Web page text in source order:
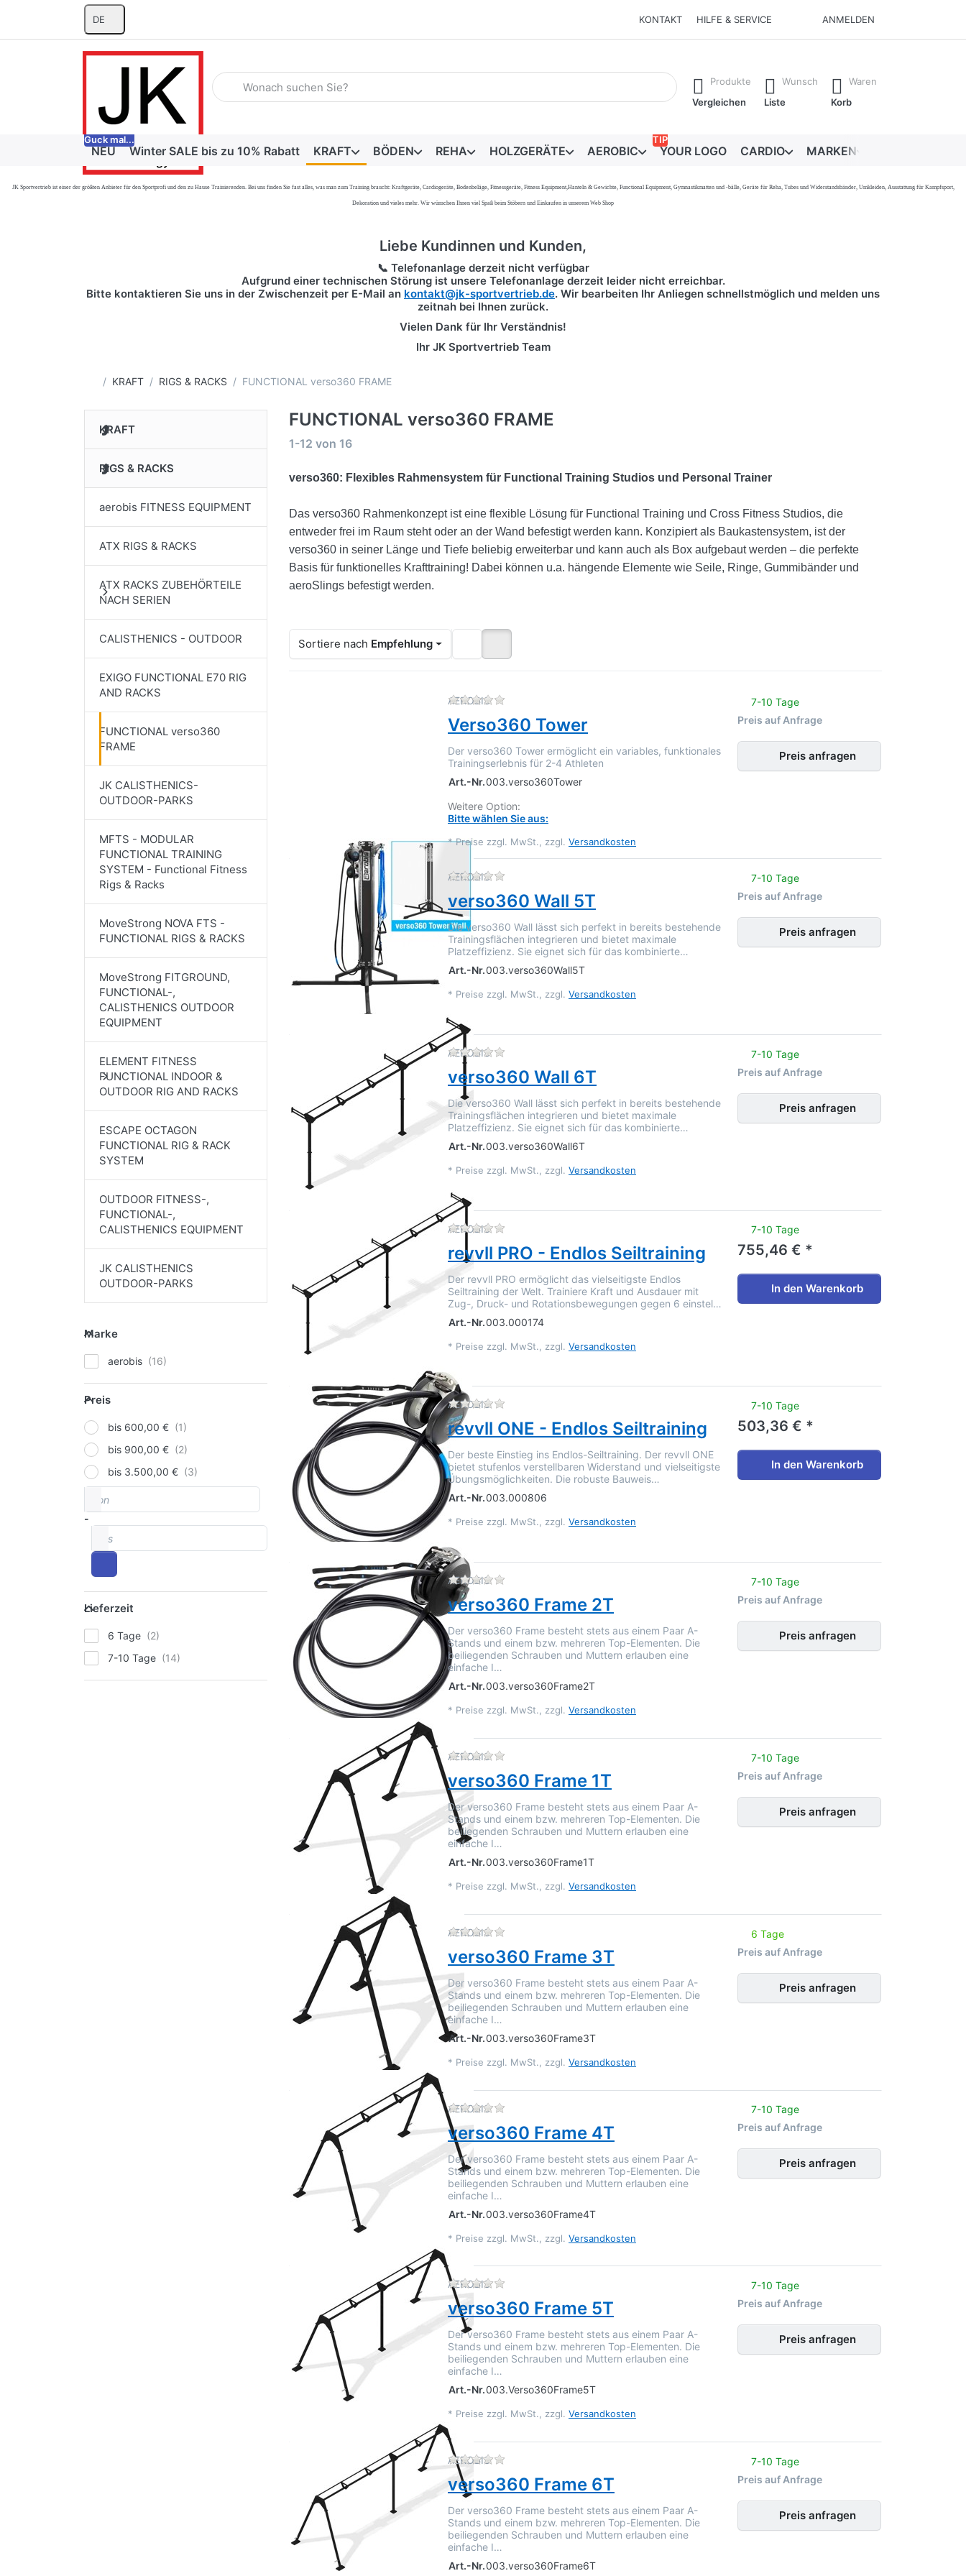
DE KONTAKT HILFE & SERVICE ANMELDEN
Geben Sie einen Suchbegriff ein. Während Sie tippen, erscheinen automatisch erste Ergebnisse. Drücken Sie die Eingabetaste, um alle Ergebnisse
Produkte
Vergleichen
Wunsch
Liste
Waren
Korb
NEU
Guck mal...
Winter SALE bis zu 10% Rabatt KRAFT BÖDEN REHA HOLZGERÄTE AEROBIC YOUR LOGO
TIP
CARDIO MARKEN
JK Sportvertrieb ist einer der größten Anbieter für den Sportprofi und den zu Hause Trainierenden. Bei uns finden Sie fast alles, was man zum Training braucht: Kraftgeräte, Cardiogeräte, Bodenbeläge, Fitnessgeräte, Fitness Equipment,Hanteln & Gewichte, Functional Equipment, Gymnastikmatten und -bälle, Geräte für Reha, Tubes und Widerstandsbänder, Umkleiden, Ausstattung für Kampfsport,
Dekoration und vieles mehr. Wir wünschen Ihnen viel Spaß beim Stöbern und Einkaufen in unserem Web Shop
Liebe Kundinnen und Kunden,
📞 Telefonanlage derzeit nicht verfügbar
Aufgrund einer technischen Störung ist unsere Telefonanlage derzeit leider nicht erreichbar.
Bitte kontaktieren Sie uns in der Zwischenzeit per E-Mail an kontakt@jk-sportvertrieb.de. Wir bearbeiten Ihr Anliegen schnellstmöglich und melden uns
zeitnah bei Ihnen zurück.
Vielen Dank für Ihr Verständnis!
Ihr JK Sportvertrieb Team
Startseite
KRAFT RIGS & RACKS FUNCTIONAL verso360 FRAME
KRAFT
RIGS & RACKS
aerobis FITNESS EQUIPMENT
ATX RIGS & RACKS
ATX RACKS ZUBEHÖRTEILE
NACH SERIEN
CALISTHENICS - OUTDOOR
EXIGO FUNCTIONAL E70 RIG
AND RACKS
FUNCTIONAL verso360
FRAME
JK CALISTHENICS-
OUTDOOR-PARKS
MFTS - MODULAR
FUNCTIONAL TRAINING
SYSTEM - Functional Fitness
Rigs & Racks
MoveStrong NOVA FTS -
FUNCTIONAL RIGS & RACKS
MoveStrong FITGROUND,
FUNCTIONAL-,
CALISTHENICS OUTDOOR
EQUIPMENT
ELEMENT FITNESS
FUNCTIONAL INDOOR &
OUTDOOR RIG AND RACKS
ESCAPE OCTAGON
FUNCTIONAL RIG & RACK
SYSTEM
OUTDOOR FITNESS-,
FUNCTIONAL-,
CALISTHENICS EQUIPMENT
JK CALISTHENICS
OUTDOOR-PARKS
Marke
Marke
aerobis
Preis
Preis
bis 600,00 €
bis 900,00 €
bis 3.500,00 €
Preisspanne
-
Lieferzeit
Lieferzeit
6 Tage
7-10 Tage
FUNCTIONAL verso360 FRAME
Suchergebnisse:
1-12 von 16
verso360: Flexibles Rahmensystem für Functional Training Studios und Personal Trainer
Das verso360 Rahmenkonzept ist eine flexible Lösung für Functional Training und Cross Fitness Studios, die
entweder frei im Raum steht oder an der Wand befestigt werden kann. Konzipiert als Baukastensystem, ist der
verso360 in seiner Länge und Tiefe beliebig erweiterbar und kann auch als Box aufgebaut werden – die perfekte
Basis für funktionelles Krafttraining! Dabei können u.a. hängende Elemente wie Seile, Ringe, Gummibänder und
aeroSlings befestigt werden.
Sortiere nach Empfehlung
AEROBIS Zu diesem Produkt liegen noch keine Bewertungen vor.
Verso360 Tower
Der verso360 Tower ermöglicht ein variables, funktionales
Trainingserlebnis für 2-4 Athleten
Art.-Nr.003.verso360Tower
Weitere Option:
Bitte wählen Sie aus:
* Preise zzgl. MwSt., zzgl. Versandkosten
7-10 Tage
Preis auf Anfrage
Preis anfragen
AEROBIS Zu diesem Produkt liegen noch keine Bewertungen vor.
verso360 Wall 5T
Die verso360 Wall lässt sich perfekt in bereits bestehende
Trainingsflächen integrieren und bietet maximale
Platzeffizienz. Sie eignet sich für das kombinierte…
Art.-Nr.003.verso360Wall5T
* Preise zzgl. MwSt., zzgl. Versandkosten
7-10 Tage
Preis auf Anfrage
Preis anfragen
AEROBIS Zu diesem Produkt liegen noch keine Bewertungen vor.
verso360 Wall 6T
Die verso360 Wall lässt sich perfekt in bereits bestehende
Trainingsflächen integrieren und bietet maximale
Platzeffizienz. Sie eignet sich für das kombinierte…
Art.-Nr.003.verso360Wall6T
* Preise zzgl. MwSt., zzgl. Versandkosten
7-10 Tage
Preis auf Anfrage
Preis anfragen
AEROBIS Zu diesem Produkt liegen noch keine Bewertungen vor.
revvll PRO - Endlos Seiltraining
Der revvll PRO ermöglicht das vielseitigste Endlos
Seiltraining der Welt. Trainiere Kraft und Ausdauer mit
Zug-, Druck- und Rotationsbewegungen gegen 6 einstel…
Art.-Nr.003.000174
* Preise zzgl. MwSt., zzgl. Versandkosten
7-10 Tage
755,46 € *
In den Warenkorb
AEROBIS Zu diesem Produkt liegen noch keine Bewertungen vor.
revvll ONE - Endlos Seiltraining
Der beste Einstieg ins Endlos-Seiltraining. Der revvll ONE
bietet stufenlos verstellbaren Widerstand und vielseitigste
Übungsmöglichkeiten. Die robuste Bauweis…
Art.-Nr.003.000806
* Preise zzgl. MwSt., zzgl. Versandkosten
7-10 Tage
503,36 € *
In den Warenkorb
AEROBIS Zu diesem Produkt liegen noch keine Bewertungen vor.
verso360 Frame 2T
Der verso360 Frame besteht stets aus einem Paar A-
Stands und einem bzw. mehreren Top-Elementen. Die
beiliegenden Schrauben und Muttern erlauben eine
einfache I…
Art.-Nr.003.verso360Frame2T
* Preise zzgl. MwSt., zzgl. Versandkosten
7-10 Tage
Preis auf Anfrage
Preis anfragen
AEROBIS Zu diesem Produkt liegen noch keine Bewertungen vor.
verso360 Frame 1T
Der verso360 Frame besteht stets aus einem Paar A-
Stands und einem bzw. mehreren Top-Elementen. Die
beiliegenden Schrauben und Muttern erlauben eine
einfache I…
Art.-Nr.003.verso360Frame1T
* Preise zzgl. MwSt., zzgl. Versandkosten
7-10 Tage
Preis auf Anfrage
Preis anfragen
AEROBIS Zu diesem Produkt liegen noch keine Bewertungen vor.
verso360 Frame 3T
Der verso360 Frame besteht stets aus einem Paar A-
Stands und einem bzw. mehreren Top-Elementen. Die
beiliegenden Schrauben und Muttern erlauben eine
einfache I…
Art.-Nr.003.verso360Frame3T
* Preise zzgl. MwSt., zzgl. Versandkosten
6 Tage
Preis auf Anfrage
Preis anfragen
AEROBIS Zu diesem Produkt liegen noch keine Bewertungen vor.
verso360 Frame 4T
Der verso360 Frame besteht stets aus einem Paar A-
Stands und einem bzw. mehreren Top-Elementen. Die
beiliegenden Schrauben und Muttern erlauben eine
einfache I…
Art.-Nr.003.verso360Frame4T
* Preise zzgl. MwSt., zzgl. Versandkosten
7-10 Tage
Preis auf Anfrage
Preis anfragen
AEROBIS Zu diesem Produkt liegen noch keine Bewertungen vor.
verso360 Frame 5T
Der verso360 Frame besteht stets aus einem Paar A-
Stands und einem bzw. mehreren Top-Elementen. Die
beiliegenden Schrauben und Muttern erlauben eine
einfache I…
Art.-Nr.003.Verso360Frame5T
* Preise zzgl. MwSt., zzgl. Versandkosten
7-10 Tage
Preis auf Anfrage
Preis anfragen
AEROBIS Zu diesem Produkt liegen noch keine Bewertungen vor.
verso360 Frame 6T
Der verso360 Frame besteht stets aus einem Paar A-
Stands und einem bzw. mehreren Top-Elementen. Die
beiliegenden Schrauben und Muttern erlauben eine
einfache I…
Art.-Nr.003.verso360Frame6T
7-10 Tage
Preis auf Anfrage
Preis anfragen